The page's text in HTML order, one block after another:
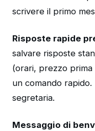
scrivere il primo
Risposte rapide
salvare risposte
(orari, prezzo prima
un comando
segretaria.
Messaggio di